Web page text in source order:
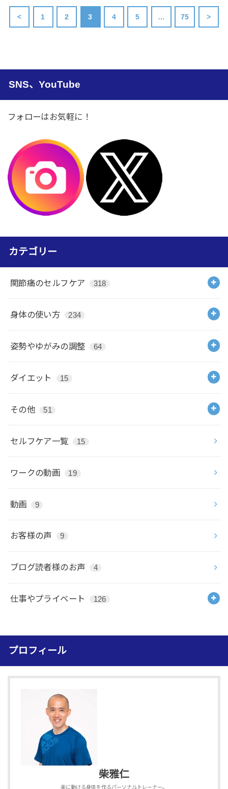
< 1 2 3 4 5 … 75 >
SNS、YouTube
フォローはお気軽に！
カテゴリー
関節痛のセルフケア 318
身体の使い方 234
姿勢やゆがみの調整 64
ダイエット 15
その他 51
セルフケア一覧 15
ワークの動画 19
動画 9
お客様の声 9
ブログ読者様のお声 4
仕事やプライベート 126
プロフィール
柴雅仁
楽に動ける身体を作るパーソナルトレーナー。